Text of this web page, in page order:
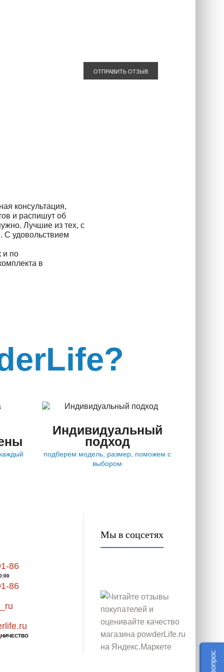
ОТПРАВИТЬ ОТЗЫВ
консультация,
и распишут об
Лучшие из тех, с
С удовольствием
и по
в
Индивидуальный
подход
подберем модель, размер, поможем с
выбором
86
86
Мы в соцсетях